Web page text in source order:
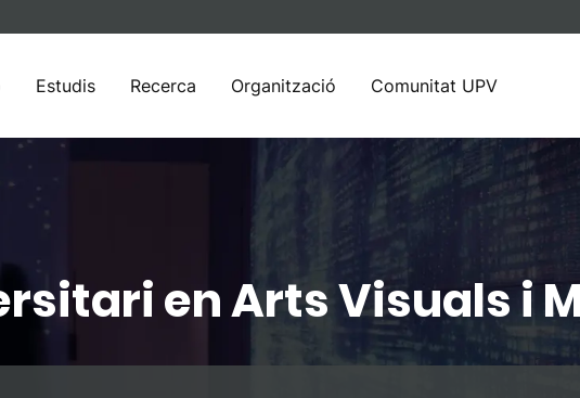
Estudis Recerca Organització Comunitat UPV
en Arts Visuals i